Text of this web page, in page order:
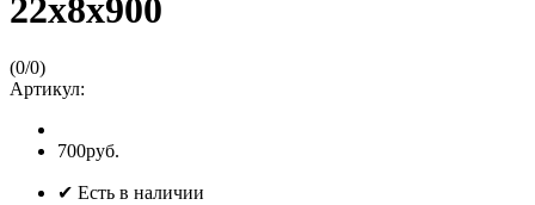
22х8х900
(0/0)
Артикул:
700руб.
✔ Есть в наличии